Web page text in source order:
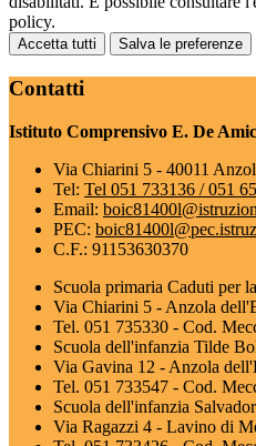
policy.
Accetta tutti Salva le preferenze
Contatti
Istituto Comprensivo E. De
Via Chiarini 5 - 40011
Tel: Tel 051 733136 / 051
Email:
PEC:
C.F.: 91153630370
Scuola primaria Caduti per
Via Chiarini 5 - Anzola
Tel. 051 735330 - Cod.
Scuola dell'infanzia Tilde
Via Gavina 12 - Anzola
Tel. 051 733547 - Cod.
Scuola dell'infanzia
Via Ragazzi 4 - Lavino di